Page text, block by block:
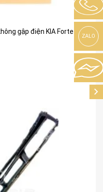
gập điện KIA Forte
ZALO